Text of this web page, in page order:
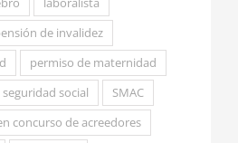
laboralista
de invalidez
permiso de maternidad
seguridad social
SMAC
concurso de acreedores